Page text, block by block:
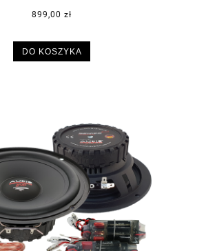
899,00 zł
DO KOSZYKA